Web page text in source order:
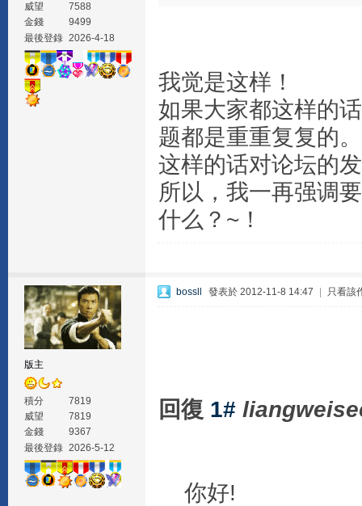
威望
7588
金錢
9499
最後登錄 2026-4-18
我觉是这样！
如果大家都这样的
题都是重重复复的。
这样的话对论坛的
所以，我一再强调
什么？~！
版主
積分
7819
威望
7819
金錢
9367
最後登錄 2026-5-12
bossll 發表於 2012-11-8 14:47 只看該
回復 1#
你好!